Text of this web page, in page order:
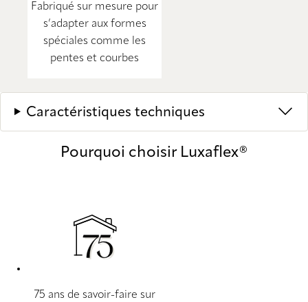
Fabriqué sur mesure pour
s’adapter aux formes
spéciales comme les
pentes et courbes
Caractéristiques techniques
Pourquoi choisir Luxaflex®
75 ans de savoir-faire sur